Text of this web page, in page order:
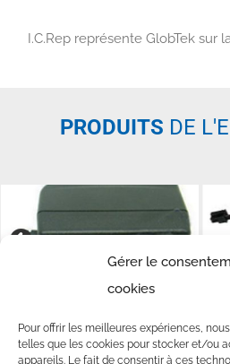
Gérer le
cookies
Pour offrir les meilleures expériences,
telles que les cookies pour stocker et/ou
appareils. Le fait de consentir à ces
I.C.Rep représente GlobTek sur
PRODUITS DE
NOUS